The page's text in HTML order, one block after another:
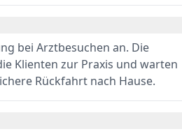
bei Arztbesuchen an. Die
Klienten zur Praxis und warten
Rückfahrt nach Hause.